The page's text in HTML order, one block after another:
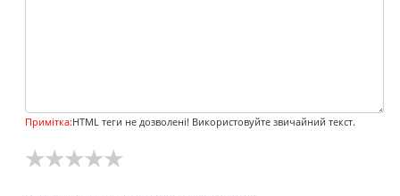
Примітка:HTML теги не дозволені! Використовуйте звичайний текст.
★
★
★
★
★